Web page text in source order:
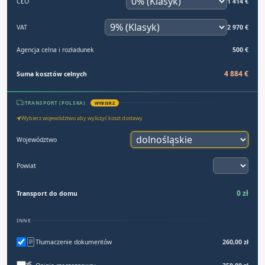
VAT 2 970 €
Agencja celna i rozładunek 500 €
Suma kosztów celnych 4 884 €
TRANSPORT (POLSKA) WYBIERZ
Wybierz województwo aby wyliczyć koszt dostawy
Województwo
Powiat
Transport do domu 0 zł
INNE
Tłumaczenie dokumentów 260,00 zł